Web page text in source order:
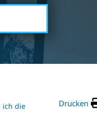
ich die
Drucken